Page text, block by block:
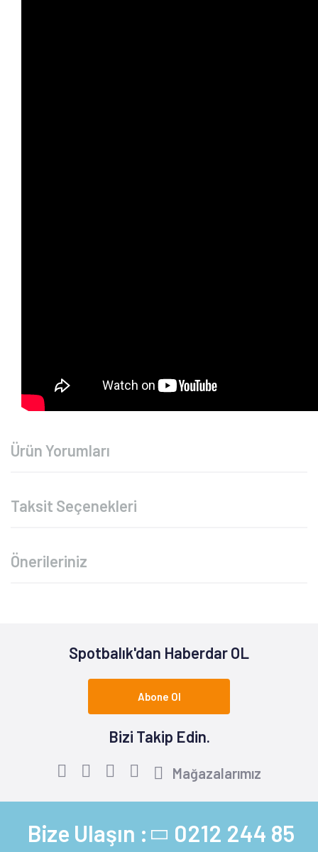
Ürün Yorumları
Taksit Seçenekleri
Önerileriniz
Spotbalık'dan Haberdar OL
Abone Ol
Bizi Takip Edin.
Mağazalarımız
Bize Ulaşın : 0212 244 85